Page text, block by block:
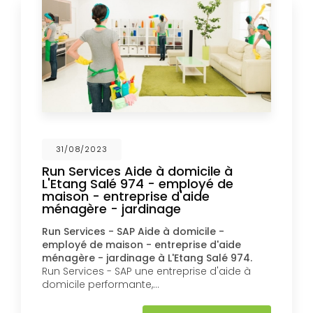
31/08/2023
Run Services Aide à domicile à
L'Etang Salé 974 - employé de
maison - entreprise d'aide
ménagère - jardinage
Run Services - SAP Aide à domicile -
employé de maison - entreprise d'aide
ménagère - jardinage à L'Etang Salé 974.
Run Services - SAP une entreprise d'aide à
domicile performante,…